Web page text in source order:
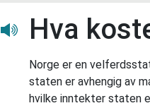
Hva
Norge er en
staten er avhengig av
hvilke inntekter staten
Lytt her